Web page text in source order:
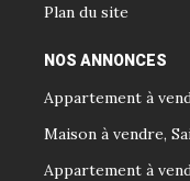
Plan du site
NOS ANNONCES
Appartement à
Maison à vendre,
Appartement à